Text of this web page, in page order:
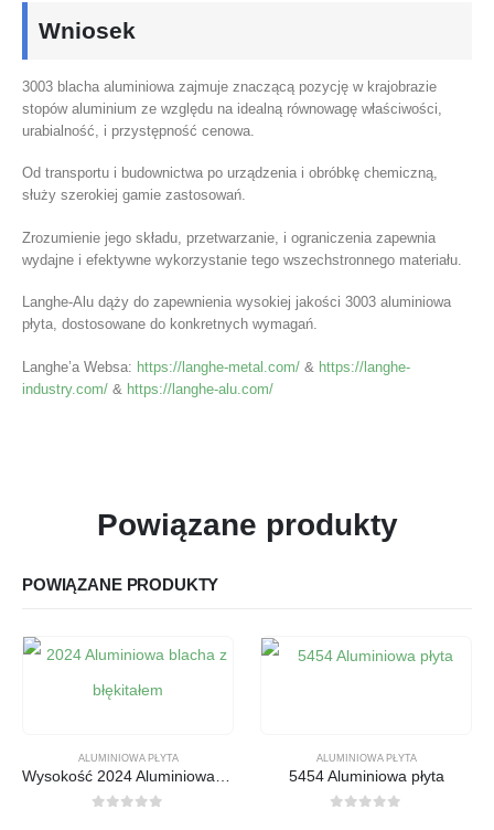
Wniosek
3003 blacha aluminiowa zajmuje znaczącą pozycję w krajobrazie
stopów aluminium ze względu na idealną równowagę właściwości,
urabialność, i przystępność cenowa.
Od transportu i budownictwa po urządzenia i obróbkę chemiczną,
służy szerokiej gamie zastosowań.
Zrozumienie jego składu, przetwarzanie, i ograniczenia zapewnia
wydajne i efektywne wykorzystanie tego wszechstronnego materiału.
Langhe-Alu dąży do zapewnienia wysokiej jakości 3003 aluminiowa
płyta, dostosowane do konkretnych wymagań.
Langhe’a Websa: https://langhe-metal.com/ & https://langhe-
industry.com/ & https://langhe-alu.com/
Powiązane produkty
POWIĄZANE PRODUKTY
ALUMINIOWA PŁYTA
Wysokość 2024 Aluminiowa blacha - doskonała lekka wydajność
ALUMINIOWA PŁYTA
5454 Aluminiowa płyta